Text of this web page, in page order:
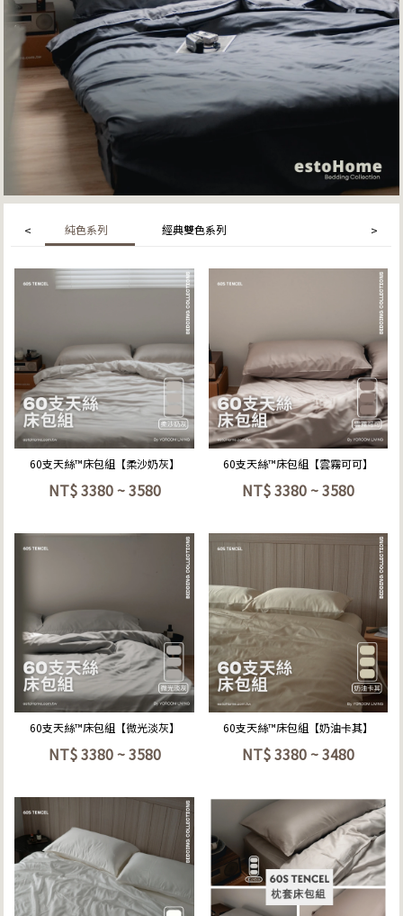
< 純色系列 經典雙色系列 >
立即選購
60支天絲™床包組【柔沙奶灰】
NT$3380 ~ 3580
立即選購
60支天絲™床包組【雲霧可可】
NT$3380 ~ 3580
立即選購
60支天絲™床包組【微光淡灰】
NT$3380 ~ 3580
立即選購
60支天絲™床包組【奶油卡其】
NT$3380 ~ 3480